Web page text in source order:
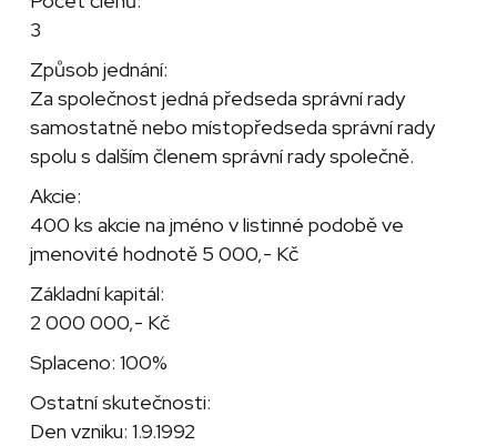
3
Způsob jednání:
Za společnost jedná předseda správní rady
samostatně nebo místopředseda správní rady
spolu s dalším členem správní rady společně.
Akcie:
400 ks akcie na jméno v listinné podobě ve
jmenovité hodnotě 5 000,- Kč
Základní kapitál:
2 000 000,- Kč
Splaceno: 100%
Ostatní skutečnosti:
Den vzniku: 1.9.1992